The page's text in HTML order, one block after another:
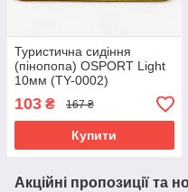
Туристична сидіння
(пінопопа) OSPORT Light
10мм (TY-0002)
Фіолетово-салатовий
103 ₴ 167 ₴
Купити
Акційні пропозиції та